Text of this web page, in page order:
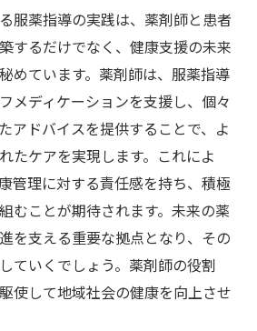
服薬指導の実践は、薬剤師と患者
するだけでなく、健康支援の未来
めています。薬剤師は、服薬指導
メディケーションを支援し、個々
アドバイスを提供することで、よ
たケアを実現します。これによ
管理に対する責任感を持ち、積極
むことが期待されます。未来の薬
を支える重要な拠点となり、その
ていくでしょう。薬剤師の役割
使して地域社会の健康を向上させ